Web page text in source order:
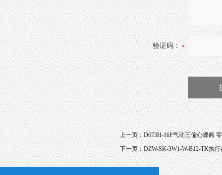
验证码：
上一页： D673H-16P气动三偏心蝶阀
下一页： DZW-SK-3W1-W-B12-TK执